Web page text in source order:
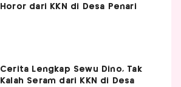
Horor dari KKN di Desa Penari
Cerita Lengkap Sewu Dino, Tak
Kalah Seram dari KKN di Desa